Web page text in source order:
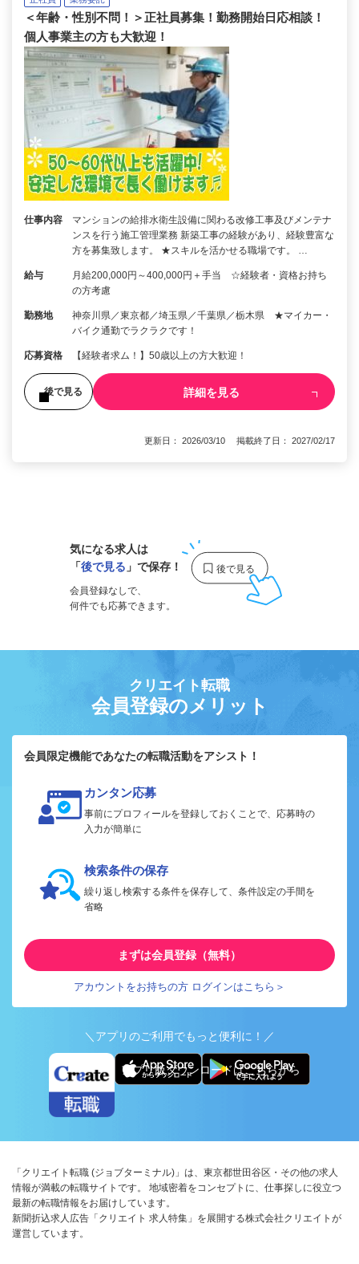
＜年齢・性別不問！＞正社員募集！勤務開始日応相談！
個人事業主の方も大歓迎！
仕事内容
マンションの給排水衛生設備に関わる改修工事及びメンテナ
ンスを行う施工管理業務 新築工事の経験があり、経験豊富な
方を募集致します。 ★スキルを活かせる職場です。 …
給与
月給200,000円～400,000円＋手当 ☆経験者・資格お持ち
の方考慮
勤務地
神奈川県／東京都／埼玉県／千葉県／栃木県 ★マイカー・
バイク通勤でラクラクです！
応募資格 【経験者求ム！】50歳以上の方大歓迎！
後で見る 詳細を見る
更新日： 2026/03/10 掲載終了日： 2027/02/17
気になる求人は
「後で見る 」で保存！
会員登録なしで、
何件でも応募できます。
クリエイト転職
会員登録のメリット
会員限定機能であなたの転職活動をアシスト！
カンタン応募
事前にプロフィールを登録しておくことで、応募時の
入力が簡単に
検索条件の保存
繰り返し検索する条件を保存して、条件設定の手間を
省略
まずは会員登録（無料）
アカウントをお持ちの方 ログインはこちら＞
＼アプリのご利用でもっと便利に！／
アプリ版ダウンロードはこちらから
「クリエイト転職 (ジョブターミナル)」は、東京都世田谷区・その他の求人
情報が満載の転職サイトです。 地域密着をコンセプトに、仕事探しに役立つ
最新の転職情報をお届けしています。
新聞折込求人広告「クリエイト 求人特集」を展開する株式会社クリエイトが
運営しています。